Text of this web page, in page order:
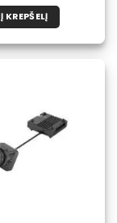
Į KREPŠELĮ